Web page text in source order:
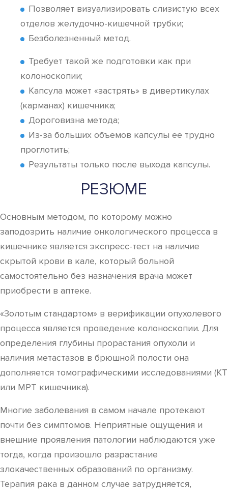
Позволяет визуализировать слизистую всех
отделов желудочно-кишечной трубки;
Безболезненный метод.
Требует такой же подготовки как при
колоноскопии;
Капсула может «застрять» в дивертикулах
(карманах) кишечника;
Дороговизна метода;
Из-за больших объемов капсулы ее трудно
проглотить;
Результаты только после выхода капсулы.
РЕЗЮМЕ
Основным методом, по которому можно
заподозрить наличие онкологического процесса в
кишечнике является экспресс-тест на наличие
скрытой крови в кале, который больной
самостоятельно без назначения врача может
приобрести в аптеке.
«Золотым стандартом» в верификации опухолевого
процесса является проведение колоноскопии. Для
определения глубины прорастания опухоли и
наличия метастазов в брюшной полости она
дополняется томографическими исследованиями (КТ
или МРТ кишечника).
Многие заболевания в самом начале протекают
почти без симптомов. Неприятные ощущения и
внешние проявления патологии наблюдаются уже
тогда, когда произошло разрастание
злокачественных образований по организму.
Терапия рака в данном случае затрудняется,